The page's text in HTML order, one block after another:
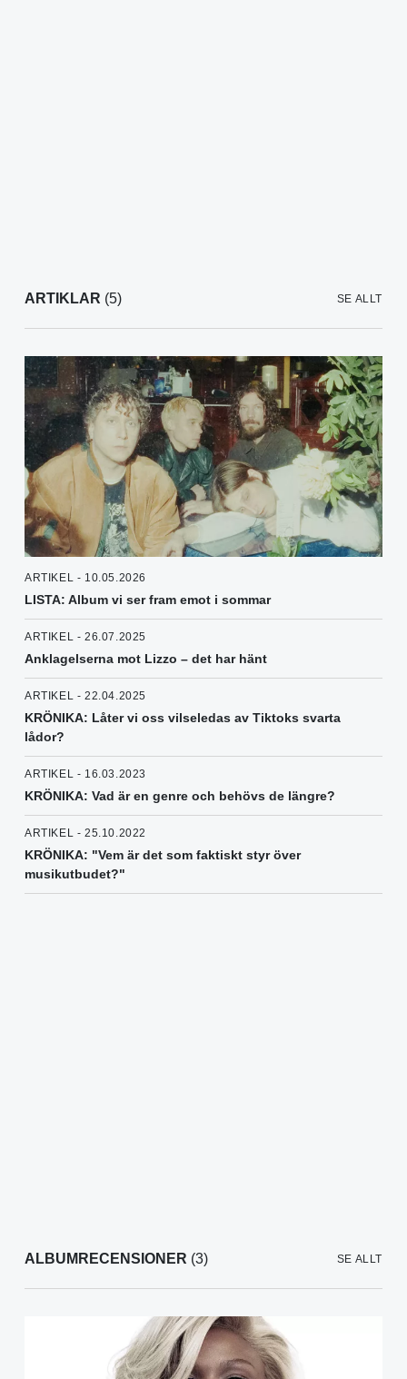
ARTIKLAR (5) SE ALLT
ARTIKEL - 10.05.2026
LISTA: Album vi ser fram emot i sommar
ARTIKEL - 26.07.2025
Anklagelserna mot Lizzo – det har hänt
ARTIKEL - 22.04.2025
KRÖNIKA: Låter vi oss vilseledas av Tiktoks svarta
lådor?
ARTIKEL - 16.03.2023
KRÖNIKA: Vad är en genre och behövs de längre?
ARTIKEL - 25.10.2022
KRÖNIKA: "Vem är det som faktiskt styr över
musikutbudet?"
ALBUMRECENSIONER (3) SE ALLT